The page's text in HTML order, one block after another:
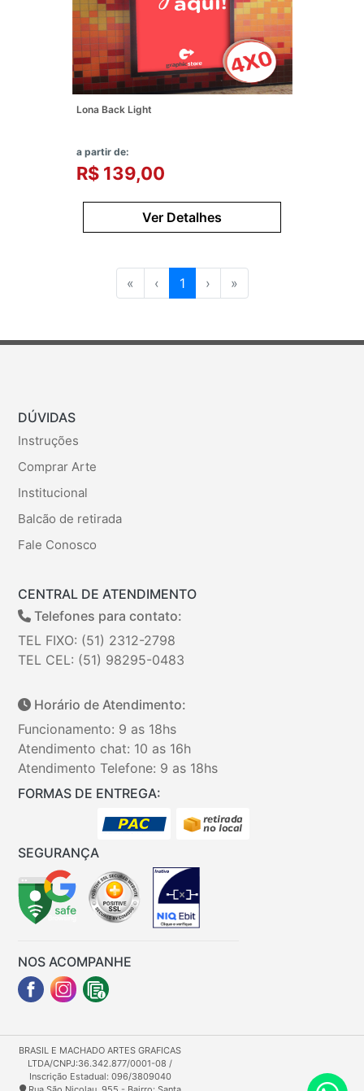
Lona Back Light
a partir de:
R$ 139,00
Ver Detalhes
« ‹ 1 › »
DÚVIDAS
Instruções
Comprar Arte
Institucional
Balcão de retirada
Fale Conosco
CENTRAL DE ATENDIMENTO
Telefones para contato:
TEL FIXO: (51) 2312-2798
TEL CEL: (51) 98295-0483
Horário de Atendimento:
Funcionamento: 9 as 18hs
Atendimento chat: 10 as 16h
Atendimento Telefone: 9 as 18hs
FORMAS DE ENTREGA:
SEGURANÇA
NOS ACOMPANHE
BRASIL E MACHADO ARTES GRAFICAS
LTDA/CNPJ:36.342.877/0001-08 /
Inscrição Estadual: 096/3809040